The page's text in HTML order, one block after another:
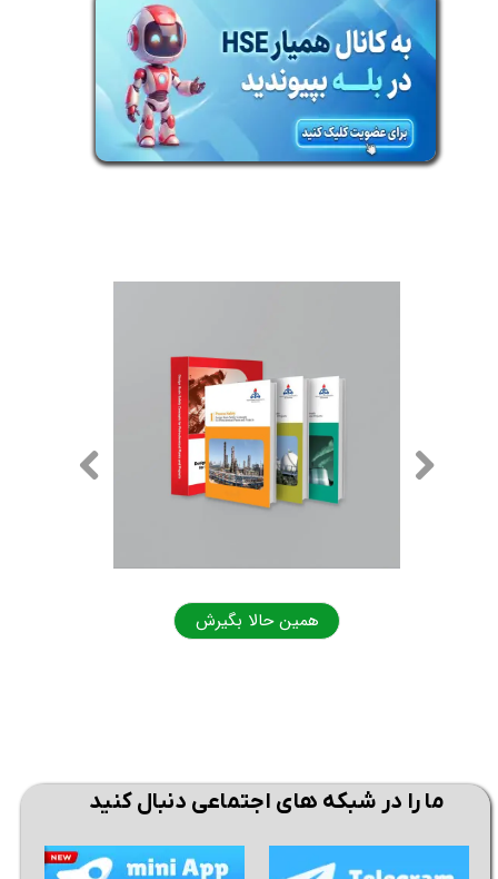
همین حالا بگیرش
ما را در شبکه های اجتماعی دنبال کنید